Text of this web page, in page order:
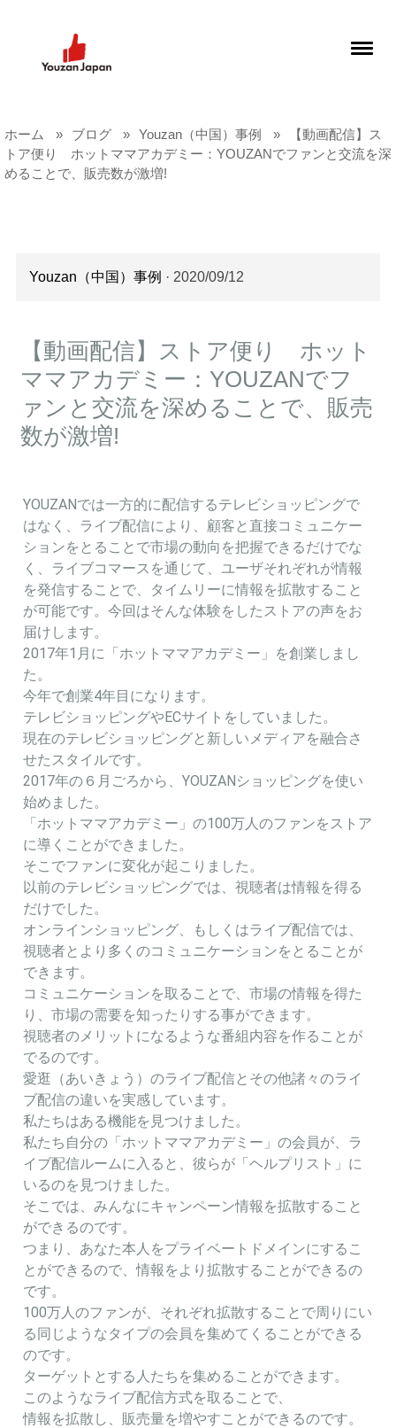
ホーム ブログ Youzan（中国）事例
【動画配信】ス
トア便り ホットママアカデミー：YOUZANでファンと交流を深
めることで、販売数が激増!
Youzan（中国）事例 · 2020/09/12
【動画配信】ストア便り ホット
ママアカデミー：YOUZANでフ
ァンと交流を深めることで、販売
数が激増!
YOUZANでは一方的に配信するテレビショッピングで
はなく、ライブ配信により、顧客と直接コミュニケー
ションをとることで市場の動向を把握できるだけでな
く、ライブコマースを通じて、ユーザそれぞれが情報
を発信することで、タイムリーに情報を拡散すること
が可能です。今回はそんな体験をしたストアの声をお
届けします。
2017年1月に「ホットママアカデミー」を創業しまし
た。
今年で創業4年目になります。
テレビショッピングやECサイトをしていました。
現在のテレビショッピングと新しいメディアを融合さ
せたスタイルです。
2017年の６月ごろから、YOUZANショッピングを使い
始めました。
「ホットママアカデミー」の100万人のファンをストア
に導くことができました。
そこでファンに変化が起こりました。
以前のテレビショッピングでは、視聴者は情報を得る
だけでした。
オンラインショッピング、もしくはライブ配信では、
視聴者とより多くのコミュニケーションをとることが
できます。
コミュニケーションを取ることで、市場の情報を得た
り、市場の需要を知ったりする事ができます。
視聴者のメリットになるような番組内容を作ることが
でるのです。
愛逛（あいきょう）のライブ配信とその他諸々のライ
ブ配信の違いを実感しています。
私たちはある機能を見つけました。
私たち自分の「ホットママアカデミー」の会員が、ラ
イブ配信ルームに入ると、彼らが「ヘルプリスト」に
いるのを見つけました。
そこでは、みんなにキャンペーン情報を拡散すること
ができるのです。
つまり、あなた本人をプライベートドメインにするこ
とができるので、情報をより拡散することができるの
です。
100万人のファンが、それぞれ拡散することで周りにい
る同じようなタイプの会員を集めてくることができる
のです。
ターゲットとする人たちを集めることができます。
このようなライブ配信方式を取ることで、
情報を拡散し、販売量を増やすことができるのです。